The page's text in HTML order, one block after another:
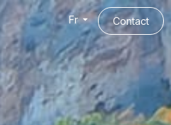
Fr Contact